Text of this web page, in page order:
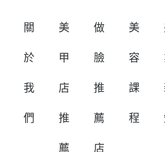
關
於
我
們
美
甲
店
推
薦
做
臉
推
薦
店
美
容
課
程